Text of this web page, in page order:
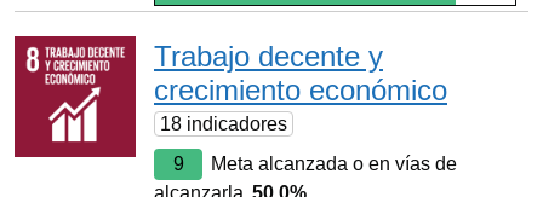
Trabajo decente y
crecimiento económico
18 indicadores
9
Meta alcanzada o en vías de